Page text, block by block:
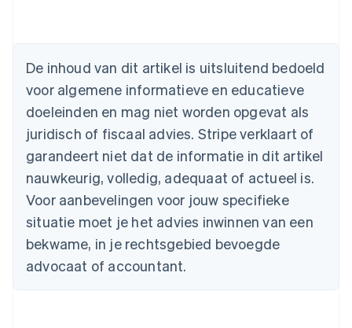
De inhoud van dit artikel is uitsluitend bedoeld
voor algemene informatieve en educatieve
doeleinden en mag niet worden opgevat als
juridisch of fiscaal advies. Stripe verklaart of
garandeert niet dat de informatie in dit artikel
nauwkeurig, volledig, adequaat of actueel is.
Voor aanbevelingen voor jouw specifieke
situatie moet je het advies inwinnen van een
bekwame, in je rechtsgebied bevoegde
advocaat of accountant.
English
Nederlands Français DeutschEnglish
Brazilië
Português
Bulgarije
English
Canada
Cyprus
English
Denemarken
English
Duitsland
DeutschEnglish
English